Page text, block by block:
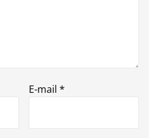
E-mail *